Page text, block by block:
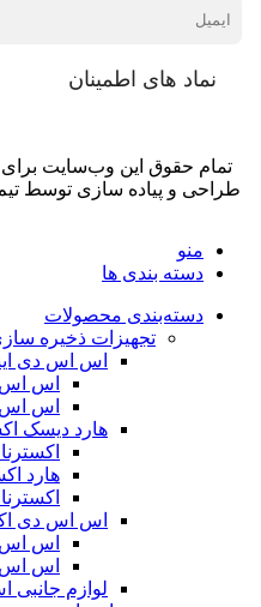
نماد های اطمینان
تمام حقوق اين وب‌سايت برای
طراحی و پیاده سازی توسط
منو
دسته بندی ها
دسته‌بندی محصولات
تجهیزات ذخیره
اس اس دی
اس
اس اس
هارد دیسک
هارد
اس اس دی
اس
اس اس
لوازم